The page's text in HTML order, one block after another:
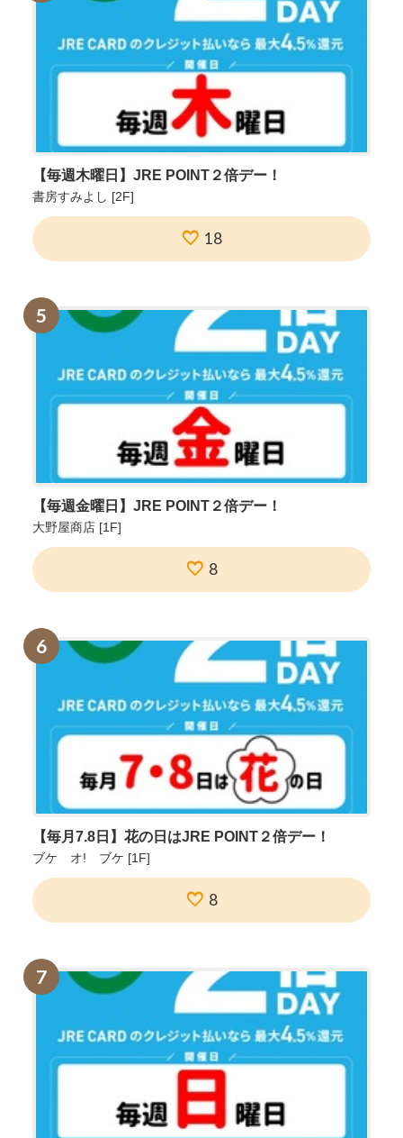
【毎週木曜日】JRE POINT２倍デー！
書房すみよし [2F]
18
5
【毎週金曜日】JRE POINT２倍デー！
大野屋商店 [1F]
8
6
【毎月7.8日】花の日はJRE POINT２倍デー！
ブケ オ! ブケ [1F]
8
7